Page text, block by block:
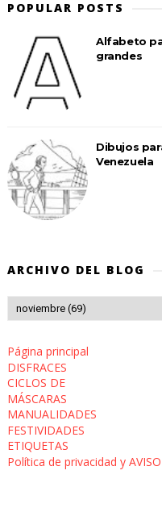
POPULAR POSTS
Alfabeto
grandes
Dibujos
Venezuela
ARCHIVO DEL BLOG
Página principal
DISFRACES
CICLOS DE
MÁSCARAS
MANUALIDADES
FESTIVIDADES
ETIQUETAS
Política de privacidad y AVISO